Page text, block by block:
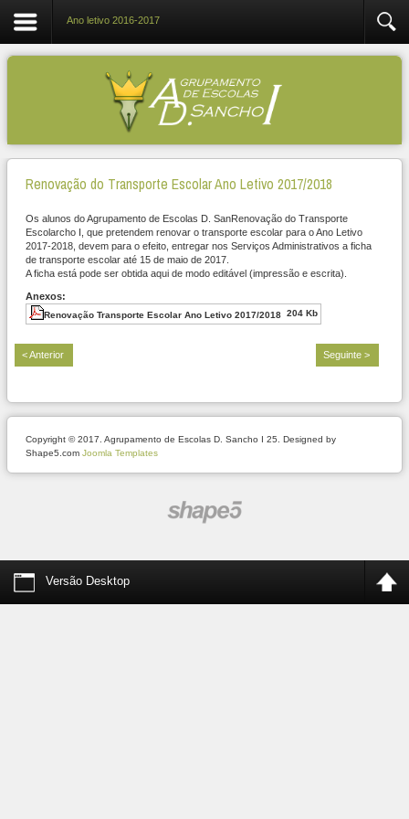
Ano letivo 2016-2017
Renovação do Transporte Escolar Ano Letivo 2017/2018
Os alunos do Agrupamento de Escolas D. SanRenovação do Transporte
Escolarcho I, que pretendem renovar o transporte escolar para o Ano Letivo
2017-2018, devem para o efeito, entregar nos Serviços Administrativos a ficha
de transporte escolar até 15 de maio de 2017.
A ficha está pode ser obtida aqui de modo editável (impressão e escrita).
Anexos:
Renovação Transporte Escolar Ano Letivo 2017/2018 204 Kb
< Anterior Seguinte >
Copyright © 2017. Agrupamento de Escolas D. Sancho I 25. Designed by
Shape5.com Joomla Templates
Versão Desktop